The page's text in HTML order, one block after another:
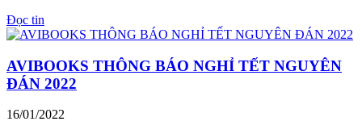
Đọc tin
AVIBOOKS THÔNG BÁO NGHỈ TẾT NGUYÊN
ĐÁN 2022
16/01/2022